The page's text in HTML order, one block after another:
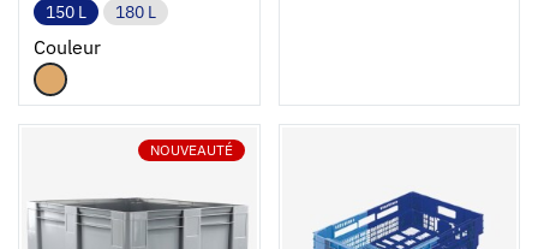
150 L 180 L
Couleur
NOUVEAUTÉ